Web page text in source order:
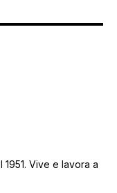
Vive e lavora a